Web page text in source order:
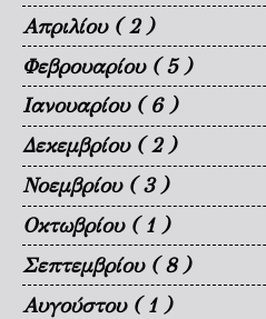
Απριλίου ( 2 )
Φεβρουαρίου ( 5 )
Ιανουαρίου ( 6 )
Δεκεμβρίου ( 2 )
Νοεμβρίου ( 3 )
Οκτωβρίου ( 1 )
Σεπτεμβρίου ( 8 )
Αυγούστου ( 1 )